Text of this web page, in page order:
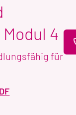
4
für